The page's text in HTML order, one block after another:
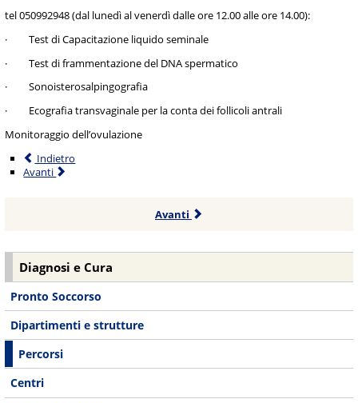
tel 050992948 (dal lunedì al venerdì dalle ore 12.00 alle ore 14.00):
· Test di Capacitazione liquido seminale
· Test di frammentazione del DNA spermatico
· Sonoisterosalpingografia
· Ecografia transvaginale per la conta dei follicoli antrali
Monitoraggio dell’ovulazione
Indietro
Avanti
Avanti
Diagnosi e Cura
Pronto Soccorso
Dipartimenti e strutture
Percorsi
Centri